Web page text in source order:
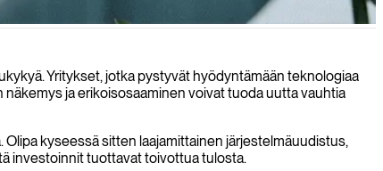
sopiviksi.
Yritykset, jotka pystyvät hyödyntämään teknologiaa
ja erikoisosaaminen voivat tuoda uutta vauhtia
kyseessä sitten laajamittainen järjestelmäuudistus,
investoinnit tuottavat toivottua tulosta.